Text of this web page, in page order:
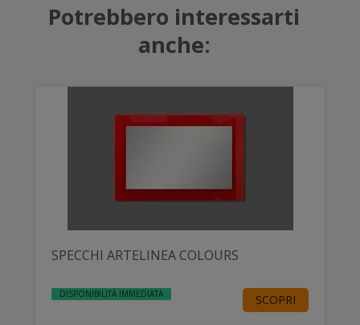
Potrebbero interessarti
anche:
SPECCHI ARTELINEA COLOURS
DISPONIBILITÀ IMMEDIATA SCOPRI